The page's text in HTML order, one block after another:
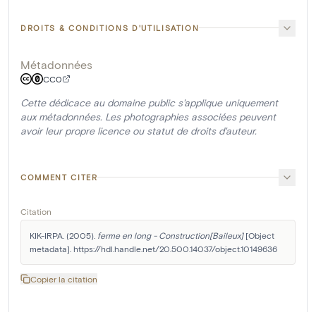
DROITS & CONDITIONS D'UTILISATION
Métadonnées
CC0
Cette dédicace au domaine public s'applique uniquement
aux métadonnées. Les photographies associées peuvent
avoir leur propre licence ou statut de droits d'auteur.
COMMENT CITER
Citation
KIK-IRPA. (2005). ferme en long - Construction[Baileux] [Object
metadata]. https://hdl.handle.net/20.500.14037/object.10149636
Copier la citation